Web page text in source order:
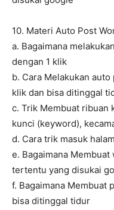
10. Materi Auto Post
a. Bagaimana
dengan 1 klik
b. Cara Melakukan
klik dan bisa ditinggal
c. Trik Membuat ribuan
kunci (keyword),
d. Cara trik masuk
e. Bagaimana
tertentu yang disukai
f. Bagaimana Membuat
bisa ditinggal tidur